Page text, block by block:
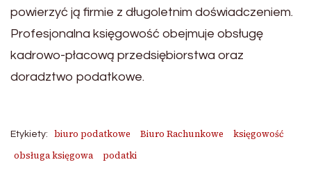
powierzyć ją firmie z długoletnim doświadczeniem.
Profesjonalna księgowość obejmuje obsługę
kadrowo-płacową przedsiębiorstwa oraz
doradztwo podatkowe.
Etykiety: biuro podatkowe Biuro Rachunkowe
księgowość
obsługa księgowa
podatki